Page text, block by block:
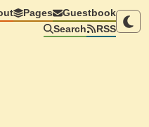
Pages
Guestbook
Search
RSS